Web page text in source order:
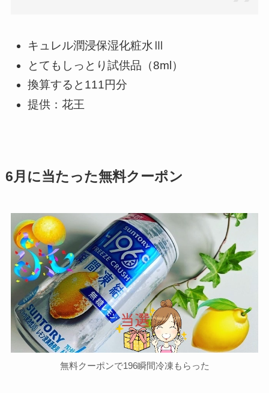
キュレル潤浸保湿化粧水Ⅲ
とてもしっとり試供品（8ml）
換算すると111円分
提供：花王
6月に当たった無料クーポン
無料クーポンで196瞬間冷凍もらった